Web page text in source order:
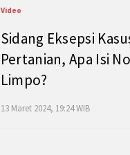
Video
Sidang Eksepsi
Pertanian, Apa Isi
Limpo?
13 Maret 2024, 19:24 WIB